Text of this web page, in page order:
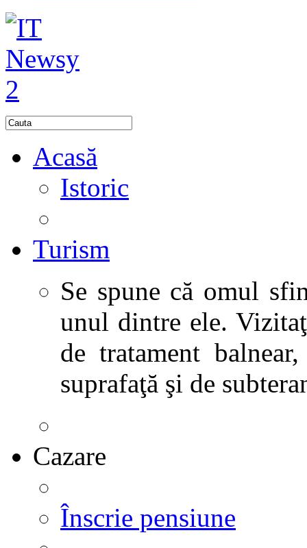
Acasă
Istoric
Turism
Se spune că omul
unul dintre ele.
de tratament
suprafaţă şi de
Cazare
Înscrie pensiune